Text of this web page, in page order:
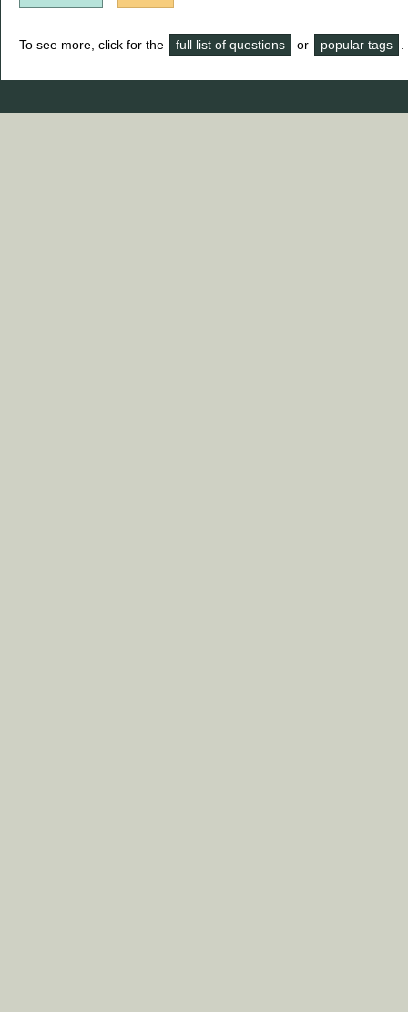
To see more, click for the full list of questions or popular tags